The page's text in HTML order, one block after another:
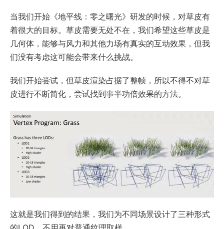
当我们开始《地平线：零之曙光》研发的时候，对草皮有
着很大的目标。草皮需要无处不在，我们希望这些草皮是
几何体，能够与风力和其他力场有真实的互动效果，但我
们没有考虑这可能会带来什么挑战。
我们开始尝试，但草皮渲染占据了整帧，所以不得不对草
皮进行不断简化，尝试找到事半功倍效果的方法。
这就是我们得到的结果，我们为不同场景设计了三种形式